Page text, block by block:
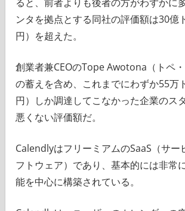
ンタを拠点とする同社の評価額は30億
円）を超えた。
創業者兼CEOのTope Awotona（トペ
の蓄えを含め、これまでにわずか55万
円）しか調達してこなかった企業のス
悪くない評価額だ。
CalendlyはフリーミアムのSaaS（サー
フトウェア）であり、基本的には非常
能を中心に構築されている。